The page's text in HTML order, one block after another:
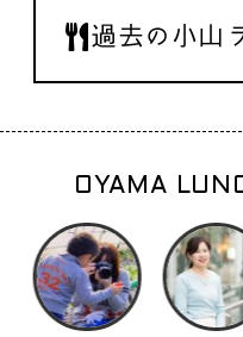
過去の小山
OYAMA